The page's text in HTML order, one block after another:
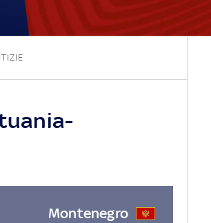
Montenegro